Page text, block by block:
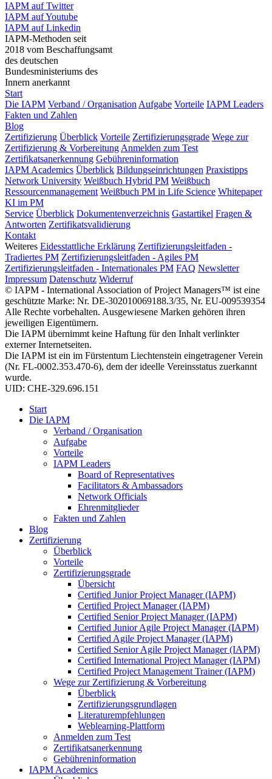
IAPM auf Twitter
IAPM auf Youtube
IAPM auf Linkedin
IAPM-Methoden seit
2018 vom Beschaffungsamt
des deutschen
Bundesministeriums des
Innern anerkannt
Start
Die IAPM Verband / Organisation Aufgabe Vorteile IAPM Leaders
Fakten und Zahlen
Blog
Zertifizierung Überblick Vorteile Zertifizierungsgrade Wege zur
Zertifizierung & Vorbereitung Anmelden zum Test
Zertifikatsanerkennung Gebühreninformation
IAPM Academics Überblick Bildungseinrichtungen Praxistipps
Network University Weißbuch Hybrid PM Weißbuch
Ressourcenmanagement Weißbuch PM in Life Science Whitepaper
KI im PM
Service Überblick Dokumentenverzeichnis Gastartikel Fragen &
Antworten Zertifikatsvalidierung
Kontakt
Weiteres Eidesstattliche Erklärung Zertifizierungsleitfaden -
Tradiertes PM Zertifizierungsleitfaden - Agiles PM
Zertifizierungsleitfaden - Internationales PM FAQ Newsletter
Impressum Datenschutz Widerruf
© IAPM - International Association of Project Managers™ ist eine
geschützte Marke: Nr. DE-302010069188.3/35, Nr. EU-009539354
Alle Rechte vorbehalten. Ausgewiesene Marken gehören ihren
jeweiligen Eigentümern.
Die IAPM übernimmt keine Haftung für den Inhalt verlinkter
externer Internetseiten.
Die IAPM ist ein im Fürstentum Liechtenstein eingetragener Verein
(Nr. FL-0002.353.470-6), dem der ideelle Vereinsstatus zuerkannt
wurde.
UID: CHE-329.696.151
Start
Die IAPM
Verband / Organisation
Aufgabe
Vorteile
IAPM Leaders
Board of Representatives
Facilitators & Ambassadors
Network Officials
Ehrenmitglieder
Fakten und Zahlen
Blog
Zertifizierung
Überblick
Vorteile
Zertifizierungsgrade
Übersicht
Certified Junior Project Manager (IAPM)
Certified Project Manager (IAPM)
Certified Senior Project Manager (IAPM)
Certified Junior Agile Project Manager (IAPM)
Certified Agile Project Manager (IAPM)
Certified Senior Agile Project Manager (IAPM)
Certified International Project Manager (IAPM)
Certified Project Management Trainer (IAPM)
Wege zur Zertifizierung & Vorbereitung
Überblick
Zertifizierungsgrundlagen
Literaturempfehlungen
Weblearning-Plattform
Anmelden zum Test
Zertifikatsanerkennung
Gebühreninformation
IAPM Academics